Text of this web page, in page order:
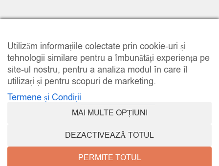
Utilizăm informațiile colectate prin cookie-uri și
tehnologii similare pentru a îmbunătăți experiența pe
site-ul nostru, pentru a analiza modul în care îl
utilizați și pentru scopuri de marketing.
Termene și Condiții
MAI MULTE OPȚIUNI
DEZACTIVEAZĂ TOTUL
PERMITE TOTUL
COMPARE (0)
COMPARE
REMOVE ALL PRODUCTS